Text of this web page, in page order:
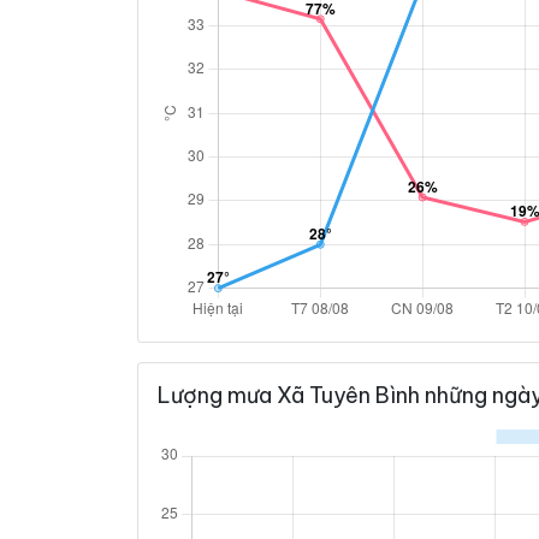
Lượng mưa Xã Tuyên Bình những